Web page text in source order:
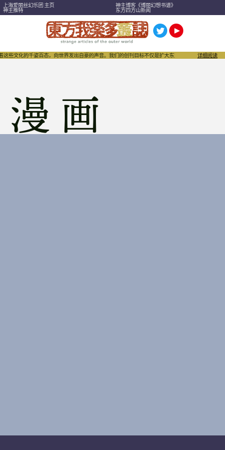
上海爱丽丝幻乐团 主页 神主博客《博丽幻想书谱》
神主推特 东方四方山新闻
文化的千姿百态，向世界发出自豪的声音。我们的创刊目标不仅是扩大东方Project，也希望
详细阅读
漫画